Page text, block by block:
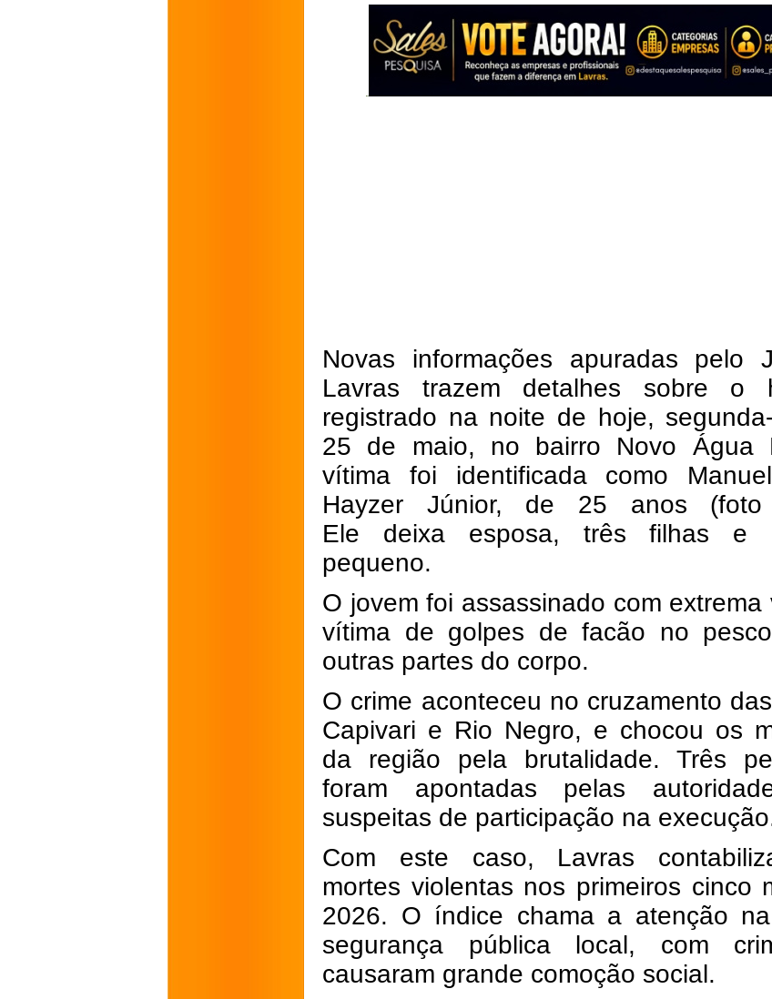
Novas informações apuradas pelo
Lavras trazem detalhes sobre o
registrado na noite de hoje,
25 de maio, no bairro Novo Água
vítima foi identificada como
Hayzer Júnior, de 25 anos (foto
Ele deixa esposa, três filhas e
pequeno.
O jovem foi assassinado com extrema
vítima de golpes de facão no
outras partes do corpo.
O crime aconteceu no cruzamento
Capivari e Rio Negro, e chocou os
da região pela brutalidade. Três
foram apontadas pelas
suspeitas de participação na
Com este caso, Lavras
mortes violentas nos primeiros cinco
2026. O índice chama a atenção
segurança pública local, com
causaram grande comoção social.